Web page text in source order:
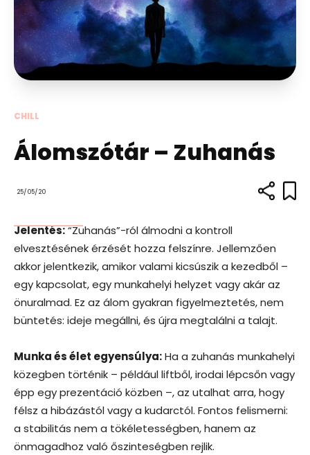
CHILL
Álomszótár – Zuhanás
25/05/20
Jelentés:“Zuhanás”-ról álmodni a kontroll
elvesztésének érzését hozza felszínre. Jellemzően
akkor jelentkezik, amikor valami kicsúszik a kezedből –
egy kapcsolat, egy munkahelyi helyzet vagy akár az
önuralmad. Ez az álom gyakran figyelmeztetés, nem
büntetés: ideje megállni, és újra megtalálni a talajt.
Munka és élet egyensúlya:Ha a zuhanás munkahelyi
közegben történik – például liftből, irodai lépcsőn vagy
épp egy prezentáció közben –, az utalhat arra, hogy
félsz a hibázástól vagy a kudarctól. Fontos felismerni:
a stabilitás nem a tökéletességben, hanem az
önmagadhoz való őszinteségben rejlik.